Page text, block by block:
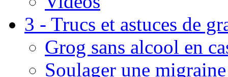
3 - Trucs et astuces de
Grog sans alcool en
Soulager une migraine